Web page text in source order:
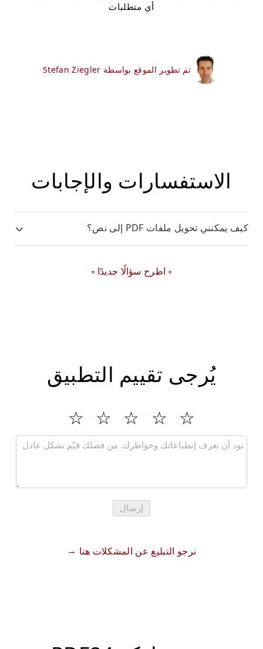
أي متطلبات
تم تطوير الموقع بواسطة Stefan Ziegler
الاستفسارات والإجابات
كيف يمكنني تحويل ملفات PDF إلى نص؟
اطرح سؤالًا جديدًا
يُرجى تقييم التطبيق
إرسال
نرجو التبليغ عن المشكلات هنا